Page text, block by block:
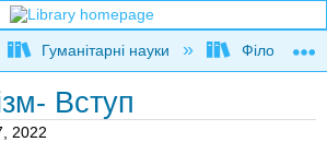
global hierarchy
Гуманітарні науки Філософія
Вступ
2022